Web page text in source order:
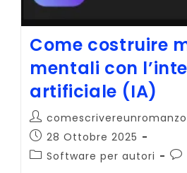
Come costruire
mentali con
artificiale (IA)
Autore
dell'articolo:
Articolo
pubblicato:
28 Ottobre 2025
Categoria
Software per autori